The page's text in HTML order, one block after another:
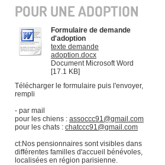
POUR UNE ADOPTION
Formulaire de demande
d'adoption
texte demande
adoption.docx
Document Microsoft Word
[17.1 KB]
Télécharger le formulaire puis l'envoyer,
rempli
- par mail
pour les chiens : assoccc91@gmail.com
pour les chats : chatccc91@gmail.com
ct:Nos pensionnaires sont visibles dans
différentes familles d'accueil bénévoles,
localisées en région parisienne.